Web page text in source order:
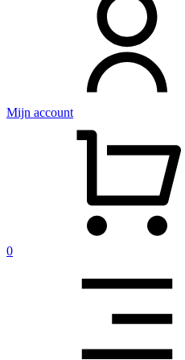
Mijn account
0